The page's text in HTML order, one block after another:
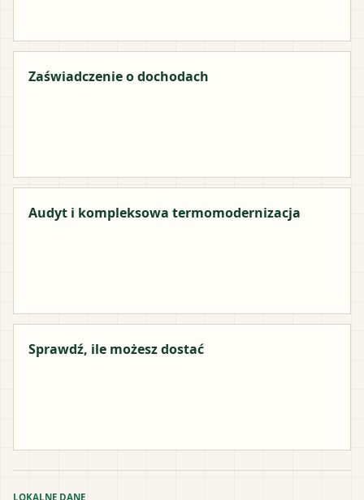
Zaświadczenie o dochodach
Audyt i kompleksowa termomodernizacja
Sprawdź, ile możesz dostać
LOKALNE DANE